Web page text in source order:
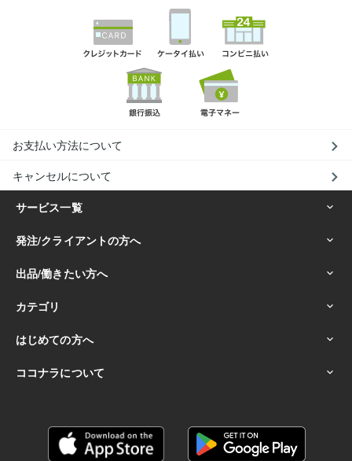
お支払い方法について
キャンセルについて